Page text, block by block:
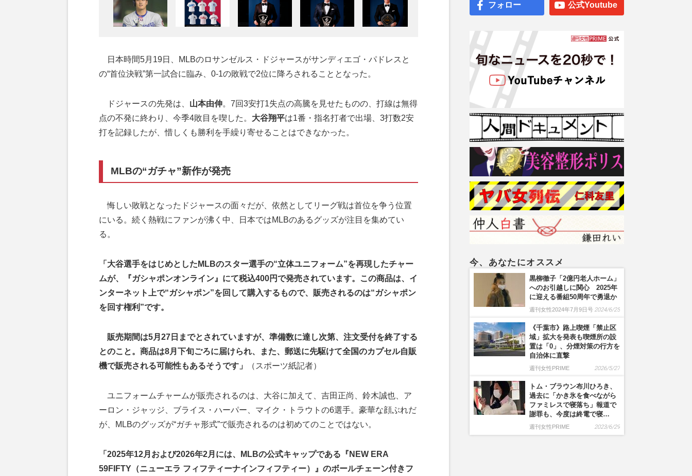
日本時間5月19日、MLBのロサンゼルス・ドジャースがサンディエゴ・パドレスと
の“首位決戦”第一試合に臨み、0-1の敗戦で2位に降ろされることとなった。
ドジャースの先発は、 山本由伸。7回3安打1失点の高騰を見せたものの、打線は無得
点の不発に終わり、今季4敗目を喫した。 大谷翔平は1番・指名打者で出場、3打数2安
打を記録したが、惜しくも勝利を手繰り寄せることはできなかった。
MLBの“ガチャ”新作が発売
悔しい敗戦となったドジャースの面々だが、依然としてリーグ戦は首位を争う位置
にいる。続く熱戦にファンが沸く中、日本ではMLBのあるグッズが注目を集めてい
る。
「大谷選手をはじめとしたMLBのスター選手の“立体ユニフォーム”を再現したチャー
ムが、『ガシャポンオンライン』にて税込400円で発売されています。この商品は、イ
ンターネット上で“ガシャポン”を回して購入するもので、販売されるのは“ガシャポン
を回す権利”です。
販売期間は5月27日までとされていますが、準備数に達し次第、注文受付を終了する
とのこと。商品は8月下旬ごろに届けられ、また、郵送に先駆けて全国のカプセル自販
機で販売される可能性もあるそうです」
（スポーツ紙記者）
ユニフォームチャームが販売されるのは、大谷に加えて、吉田正尚、鈴木誠也、ア
ーロン・ジャッジ、ブライス・ハーパー、マイク・トラウトの6選手。豪華な顔ぶれだ
が、MLBのグッズが“ガチャ形式”で販売されるのは初めてのことではない。
「2025年12月および2026年2月には、MLBの公式キャップである『NEW ERA
59FIFTY（ニューエラ フィフティーナインフィフティー）』のボールチェーン付きフ
フォロー 公式Youtube
今、あなたにオススメ
黒柳徹子「2億円老人ホーム」
へのお引越しに関心 2025年
に迎える番組50周年で勇退か
週刊女性2024年7月9日号 2024/6/25
《千葉市》路上喫煙「禁止区
域」拡大を発表も喫煙所の設
置は「0」、分煙対策の行方を
自治体に直撃
週刊女性PRIME 2026/5/27
トム・ブラウン布川ひろき、
過去に「かき氷を食べながら
ファミレスで寝落ち」報道で
謝罪も、今度は終電で寝…
週刊女性PRIME 2023/6/29